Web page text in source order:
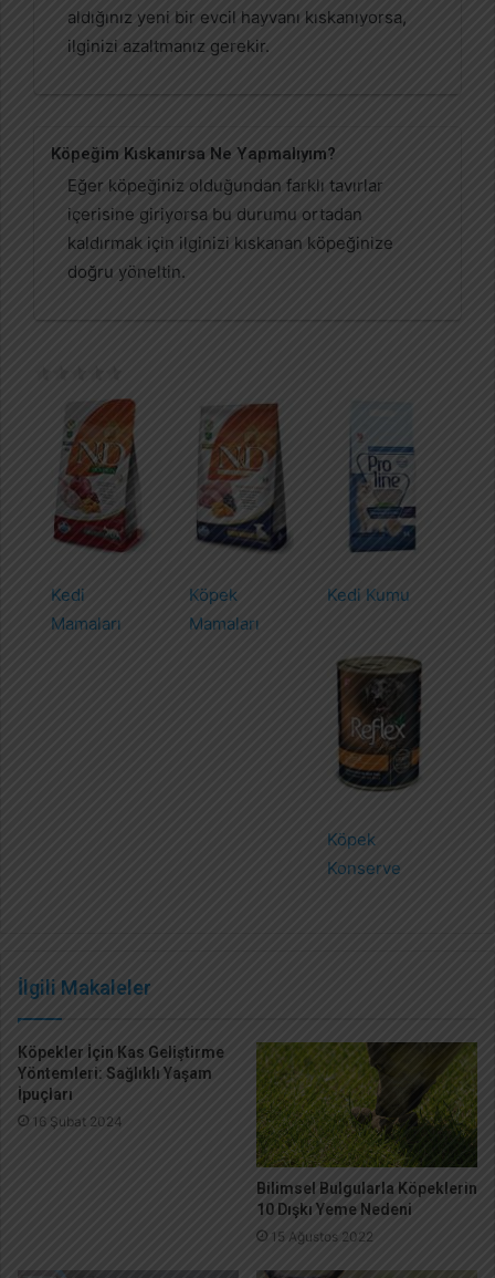
aldığınız yeni bir evcil hayvanı kıskanıyorsa,
ilginizi azaltmanız gerekir.
Köpeğim Kıskanırsa Ne Yapmalıyım?
Eğer köpeğiniz olduğundan farklı tavırlar
içerisine giriyorsa bu durumu ortadan
kaldırmak için ilginizi kıskanan köpeğinize
doğru yöneltin.
Kedi
Mamaları
Köpek
Mamaları
Kedi Kumu
Köpek
Konserve
İlgili Makaleler
Köpekler İçin Kas Geliştirme
Yöntemleri: Sağlıklı Yaşam
İpuçları
16 Şubat 2024
Bilimsel Bulgularla Köpeklerin
10 Dışkı Yeme Nedeni
15 Ağustos 2022